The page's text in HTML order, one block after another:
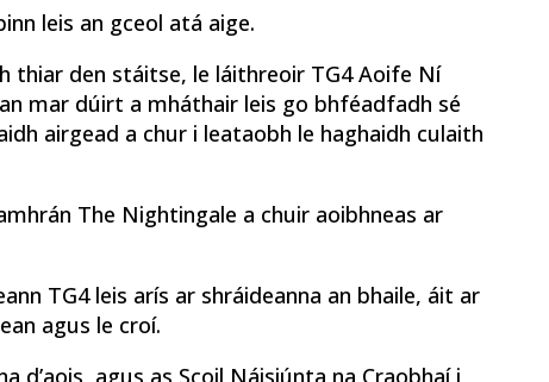
leis an gceol atá aige.
thiar den stáitse, le láithreoir TG4 Aoife Ní
mar dúirt a mháthair leis go bhféadfadh sé
airgead a chur i leataobh le haghaidh culaith
The Nightingale a chuir aoibhneas ar
TG4 leis arís ar shráideanna an bhaile, áit ar
agus le croí.
d’aois, agus as Scoil Náisiúnta na Craobhaí i